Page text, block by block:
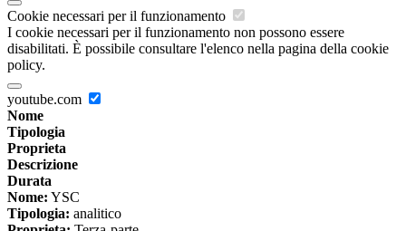
Cookie necessari per il funzionamento
I cookie necessari per il funzionamento non possono essere
disabilitati. È possibile consultare l'elenco nella pagina della cookie
policy.
youtube.com
Nome
Tipologia
Proprieta
Descrizione
Durata
Nome: YSC
Tipologia: analitico